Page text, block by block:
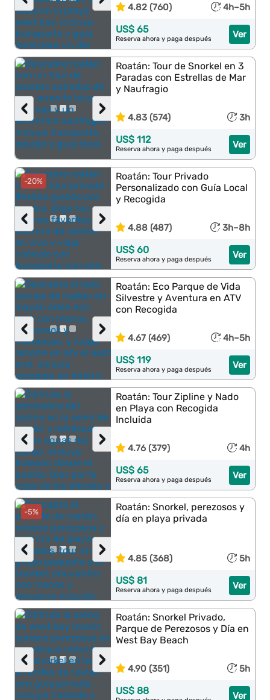
4.82 (760) 4h–5h
Ver
US$ 65
Reserva ahora y paga después
›
‹
Roatán: Tour de Snorkel en 3
Paradas con Estrellas de Mar
y Naufragio
4.83 (574) 3h
Ver
US$ 112
Reserva ahora y paga después
-20%
›
‹
Roatán: Tour Privado
Personalizado con Guía Local
y Recogida
4.88 (487) 3h–8h
Ver
US$ 60
Reserva ahora y paga después
›
‹
Roatán: Eco Parque de Vida
Silvestre y Aventura en ATV
con Recogida
4.67 (469) 4h–5h
Ver
US$ 119
Reserva ahora y paga después
›
‹
Roatán: Tour Zipline y Nado
en Playa con Recogida
Incluida
4.76 (379) 4h
Ver
US$ 65
Reserva ahora y paga después
-5%
›
‹
Roatán: Snorkel, perezosos y
día en playa privada
4.85 (368) 5h
Ver
US$ 81
Reserva ahora y paga después
›
‹
Roatán: Snorkel Privado,
Parque de Perezosos y Día en
West Bay Beach
4.90 (351) 5h
Ver
US$ 88